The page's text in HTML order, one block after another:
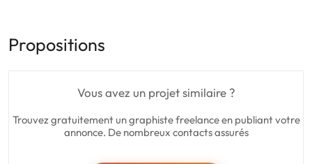
Propositions
Vous avez un projet similaire ?
Trouvez gratuitement un graphiste freelance en publiant votre
annonce. De nombreux contacts assurés